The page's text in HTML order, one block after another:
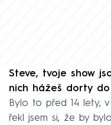
Steve, tvoje show
nich hážeš dorty
Bylo to před 14 lety,
řekl jsem si, že by